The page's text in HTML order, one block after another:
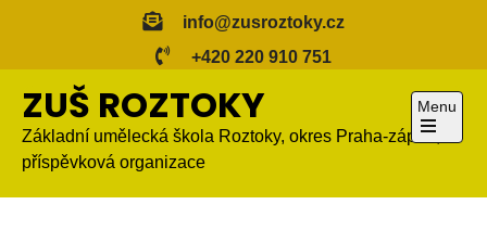
info@zusroztoky.cz
+420 220 910 751
ZUŠ ROZTOKY
Základní umělecká škola Roztoky, okres Praha-západ,
příspěvková organizace
Menu
Open
menu